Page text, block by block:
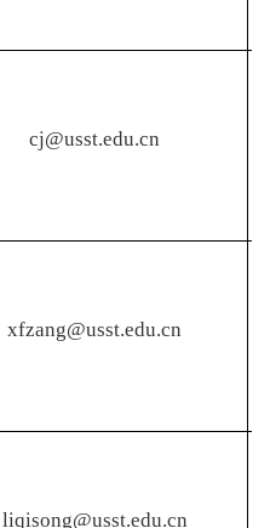
cj@usst.edu.cn
xfzang@usst.edu.cn
liqisong@usst.edu.cn